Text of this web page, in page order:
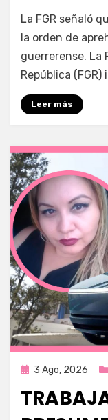
porFernando
La FGR señaló
la orden de
guerrerense. La
República
Leer más
Publicada
3 Ago, 2026